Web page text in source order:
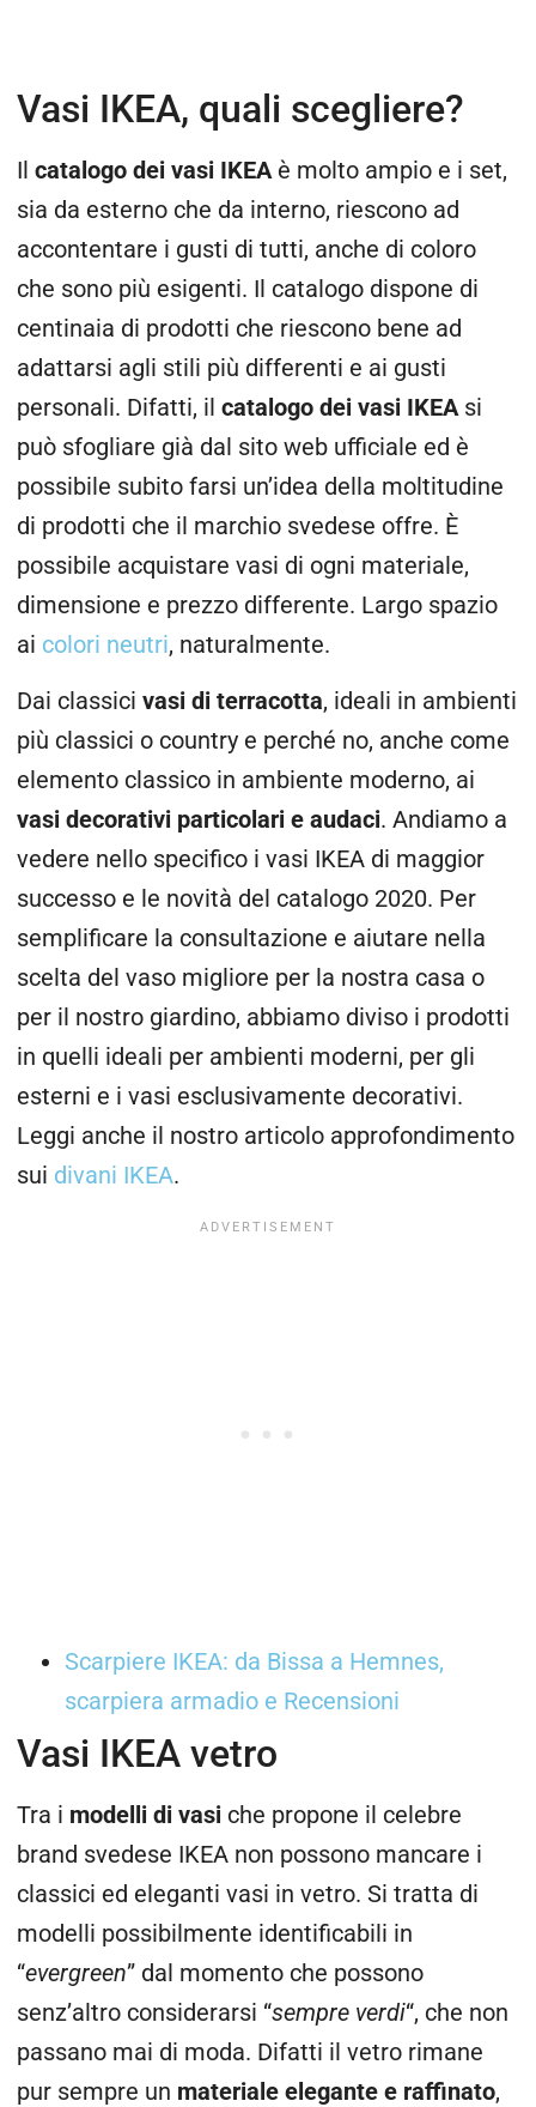
Vasi IKEA, quali scegliere?
Il catalogo dei vasi IKEAè molto ampio e i set,
sia da esterno che da interno, riescono ad
accontentare i gusti di tutti, anche di coloro
che sono più esigenti. Il catalogo dispone di
centinaia di prodotti che riescono bene ad
adattarsi agli stili più differenti e ai gusti
personali. Difatti, il catalogo dei vasi IKEAsi
può sfogliare già dal sito web ufficiale ed è
possibile subito farsi un’idea della moltitudine
di prodotti che il marchio svedese offre. È
possibile acquistare vasi di ogni materiale,
dimensione e prezzo differente. Largo spazio
ai colori neutri, naturalmente.
Dai classici vasi di terracotta, ideali in ambienti
più classici o country e perché no, anche come
elemento classico in ambiente moderno, ai
vasi decorativi particolari e audaci. Andiamo a
vedere nello specifico i vasi IKEA di maggior
successo e le novità del catalogo 2020. Per
semplificare la consultazione e aiutare nella
scelta del vaso migliore per la nostra casa o
per il nostro giardino, abbiamo diviso i prodotti
in quelli ideali per ambienti moderni, per gli
esterni e i vasi esclusivamente decorativi.
Leggi anche il nostro articolo approfondimento
sui divani IKEA.
Scarpiere IKEA: da Bissa a Hemnes,
scarpiera armadio e Recensioni
Vasi IKEA vetro
Tra i modelli di vasi che propone il celebre
brand svedese IKEA non possono mancare i
classici ed eleganti vasi in vetro. Si tratta di
modelli possibilmente identificabili in
“evergreen” dal momento che possono
senz’altro considerarsi “sempre verdi“, che non
passano mai di moda. Difatti il vetro rimane
pur sempre un materiale elegante e raffinato,